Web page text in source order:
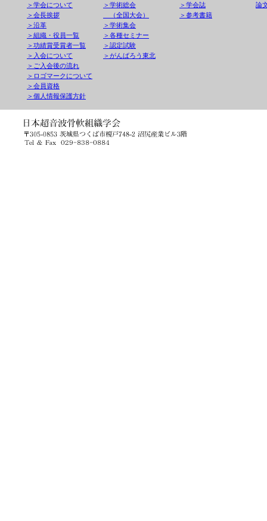
＞学会について
＞会長挨拶
＞沿革
＞組織・役員一覧
＞功績賞受賞者一覧
＞入会について
＞ご入会後の流れ
＞ロゴマークについて
＞会員資格
＞個人情報保護方針
＞学術総会
（全国大会）
＞学術集会
＞各種セミナー
＞認定試験
＞がんばろう東北
＞学会誌
＞参考書籍
論